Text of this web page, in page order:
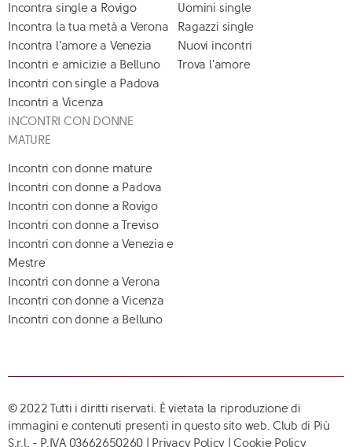
Incontra single a Rovigo
Incontra la tua metà a Verona
Incontra l'amore a Venezia
Incontri e amicizie a Belluno
Incontri con single a Padova
Incontri a Vicenza
Uomini single
Ragazzi single
Nuovi incontri
Trova l'amore
INCONTRI CON DONNE
MATURE
Incontri con donne mature
Incontri con donne a Padova
Incontri con donne a Rovigo
Incontri con donne a Treviso
Incontri con donne a Venezia e
Mestre
Incontri con donne a Verona
Incontri con donne a Vicenza
Incontri con donne a Belluno
© 2022 Tutti i diritti riservati. È vietata la riproduzione di
immagini e contenuti presenti in questo sito web. Club di Più
S.r.l. - P.IVA 03662650260 | Privacy Policy |Cookie Policy